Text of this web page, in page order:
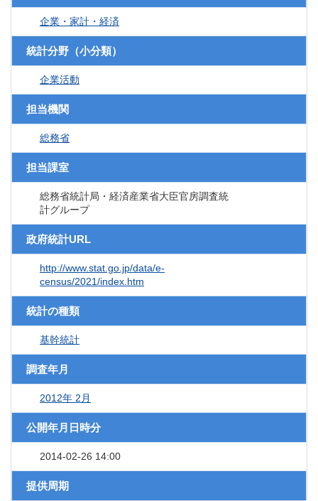
企業・家計・経済
統計分野（小分類）
企業活動
担当機関
総務省
担当課室
総務省統計局・経済産業省大臣官房調査統
計グループ
政府統計URL
http://www.stat.go.jp/data/e-
census/2021/index.htm
統計の種類
基幹統計
調査年月
2012年 2月
公開年月日時分
2014-02-26 14:00
提供周期